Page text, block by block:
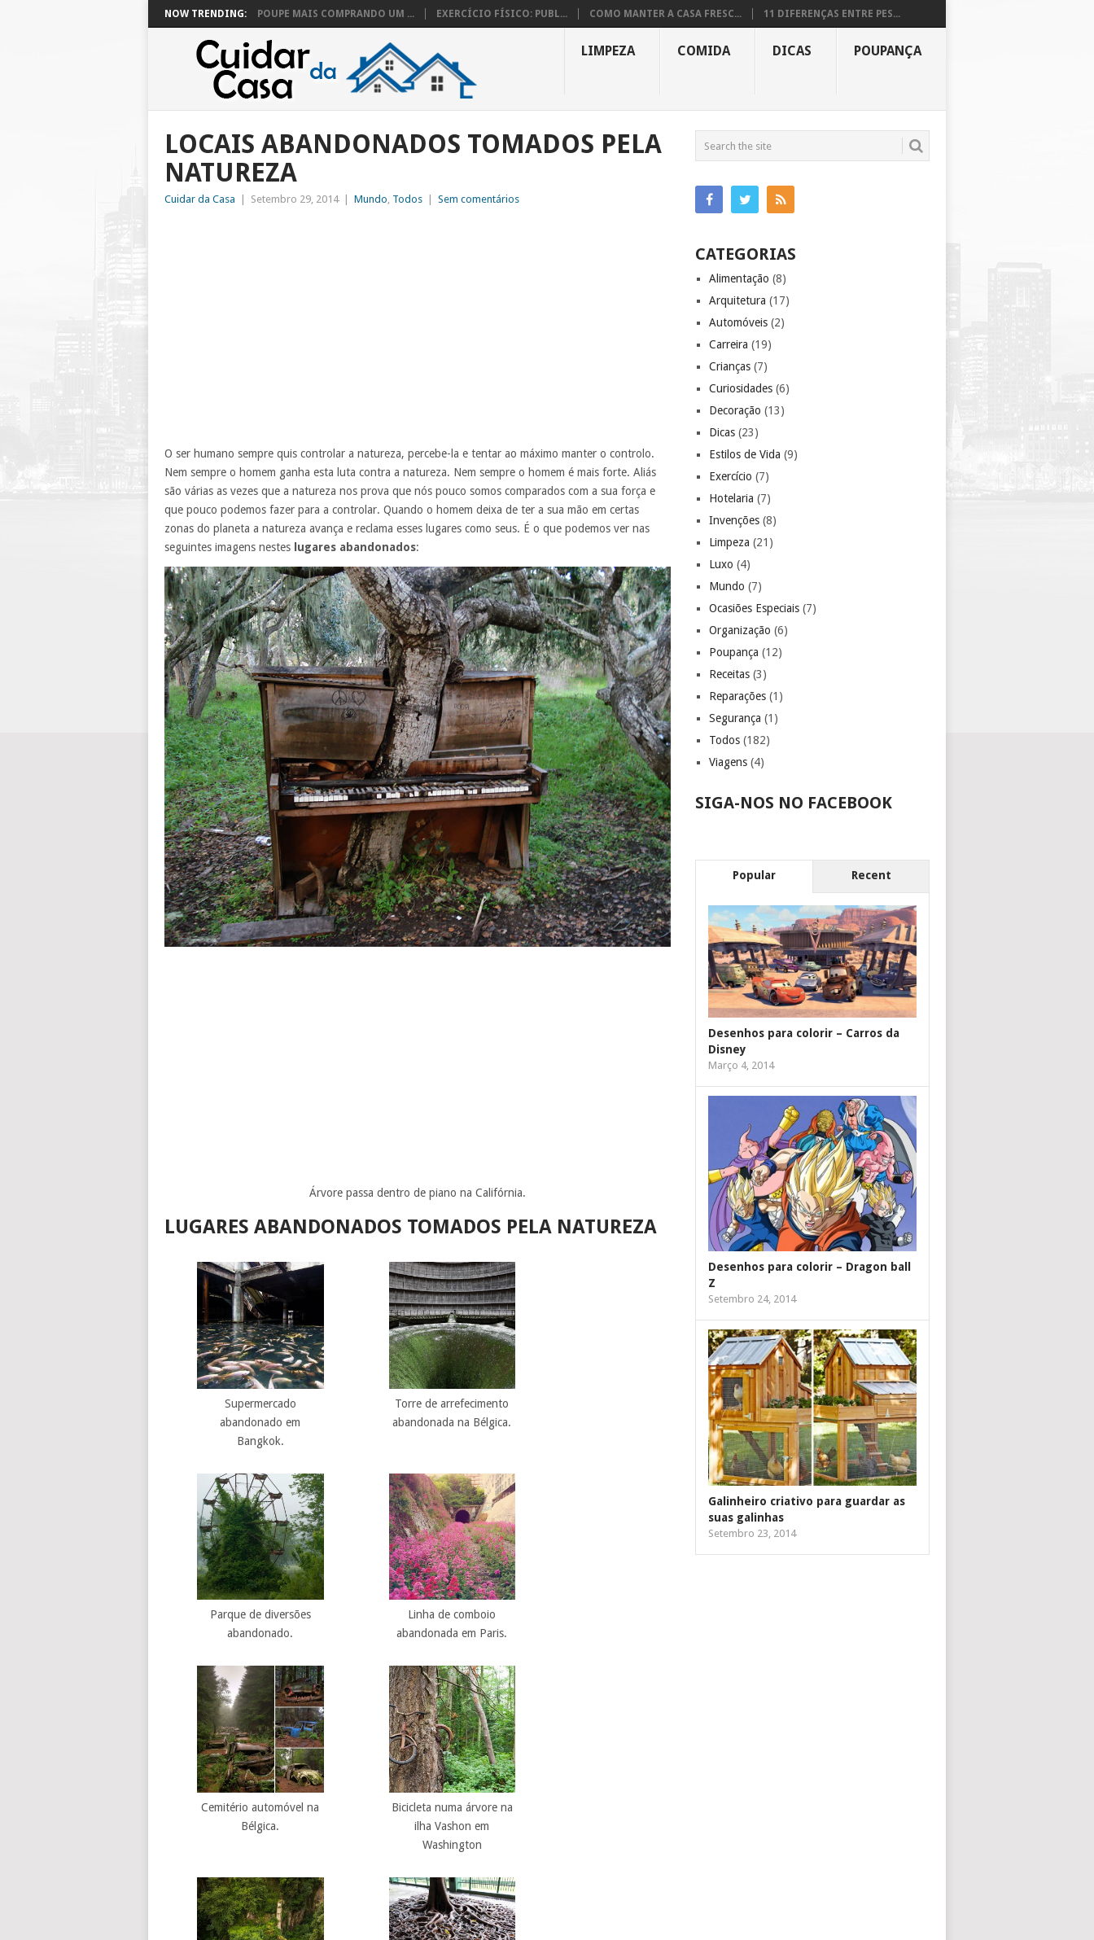
NOW TRENDING: POUPE MAIS COMPRANDO UM ... EXERCÍCIO FÍSICO: PUBL... COMO MANTER A CASA FRESC... 11 DIFERENÇAS ENTRE PES...
LIMPEZA COMIDA DICAS POUPANÇA
LOCAIS ABANDONADOS TOMADOS PELA
NATUREZA
Cuidar da Casa Setembro 29, 2014 Mundo, Todos Sem comentários
O ser humano sempre quis controlar a natureza, percebe-la e tentar ao máximo manter o controlo.
Nem sempre o homem ganha esta luta contra a natureza. Nem sempre o homem é mais forte. Aliás
são várias as vezes que a natureza nos prova que nós pouco somos comparados com a sua força e
que pouco podemos fazer para a controlar. Quando o homem deixa de ter a sua mão em certas
zonas do planeta a natureza avança e reclama esses lugares como seus. É o que podemos ver nas
seguintes imagens nestes lugares abandonados:
Árvore passa dentro de piano na Califórnia.
LUGARES ABANDONADOS TOMADOS PELA NATUREZA
Supermercado
abandonado em
Bangkok.
Torre de arrefecimento
abandonada na Bélgica.
Parque de diversões
abandonado.
Linha de comboio
abandonada em Paris.
Cemitério automóvel na
Bélgica.
Bicicleta numa árvore na
ilha Vashon em
Washington
CATEGORIAS
Alimentação (8)
Arquitetura (17)
Automóveis (2)
Carreira (19)
Crianças (7)
Curiosidades (6)
Decoração (13)
Dicas (23)
Estilos de Vida (9)
Exercício (7)
Hotelaria (7)
Invenções (8)
Limpeza (21)
Luxo (4)
Mundo (7)
Ocasiões Especiais (7)
Organização (6)
Poupança (12)
Receitas (3)
Reparações (1)
Segurança (1)
Todos (182)
Viagens (4)
SIGA-NOS NO FACEBOOK
Popular Recent
Desenhos para colorir – Carros da
Disney
Março 4, 2014
Desenhos para colorir – Dragon ball
Z
Setembro 24, 2014
Galinheiro criativo para guardar as
suas galinhas
Setembro 23, 2014